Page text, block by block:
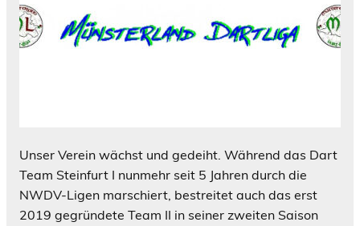
Unser Verein wächst und gedeiht. Während das Dart
Team Steinfurt I nunmehr seit 5 Jahren durch die
NWDV-Ligen marschiert, bestreitet auch das erst
2019 gegründete Team II in seiner zweiten Saison